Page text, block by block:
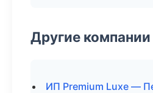
Другие компании
ИП Premium Luxe —